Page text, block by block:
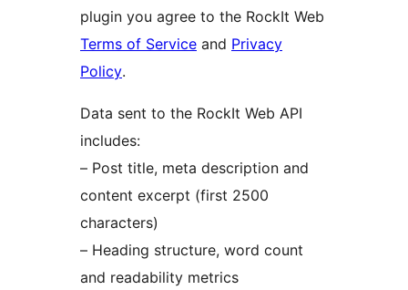
plugin you agree to the RockIt Web
Terms of Service and Privacy
Policy.
Data sent to the RockIt Web API
includes:
– Post title, meta description and
content excerpt (first 2500
characters)
– Heading structure, word count
and readability metrics